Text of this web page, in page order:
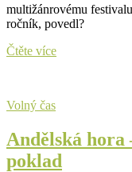
multižánrovému
ročník, povedl?
Čtěte víceObrazem:
Volný čas
Andělská
poklad